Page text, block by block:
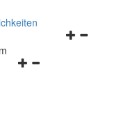
Navigationsmenü